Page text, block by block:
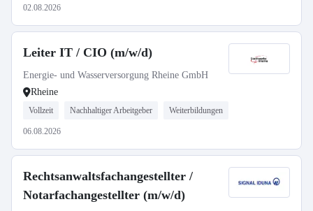
02.08.2026
Leiter IT / CIO (m/w/d)
Energie- und Wasserversorgung Rheine GmbH
Rheine
Vollzeit Nachhaltiger Arbeitgeber Weiterbildungen
06.08.2026
Rechtsanwaltsfachangestellter /
Notarfachangestellter (m/w/d)